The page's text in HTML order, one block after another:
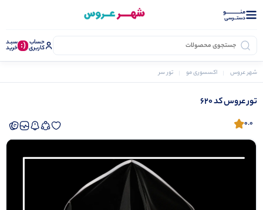
منــــــــــــو
دستــرسی
حساب
کاربری (: سبـد
خرید
شهر عروس اکسسوری مو تور سر عروس
تور عروس کد 620
0.0